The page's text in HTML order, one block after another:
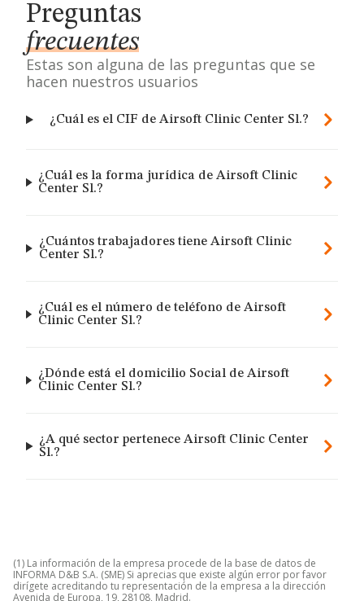
Preguntas
frecuentes
Estas son alguna de las preguntas que se
hacen nuestros usuarios
¿Cuál es el CIF de Airsoft Clinic Center Sl.?
¿Cuál es la forma jurídica de Airsoft Clinic
Center Sl.?
¿Cuántos trabajadores tiene Airsoft Clinic
Center Sl.?
¿Cuál es el número de teléfono de Airsoft
Clinic Center Sl.?
¿Dónde está el domicilio Social de Airsoft
Clinic Center Sl.?
¿A qué sector pertenece Airsoft Clinic Center
Sl.?
(1) La información de la empresa procede de la base de datos de
INFORMA D&B S.A. (SME) Si aprecias que existe algún error por favor
dirígete acreditando tu representación de la empresa a la dirección
Avenida de Europa, 19, 28108, Madrid.